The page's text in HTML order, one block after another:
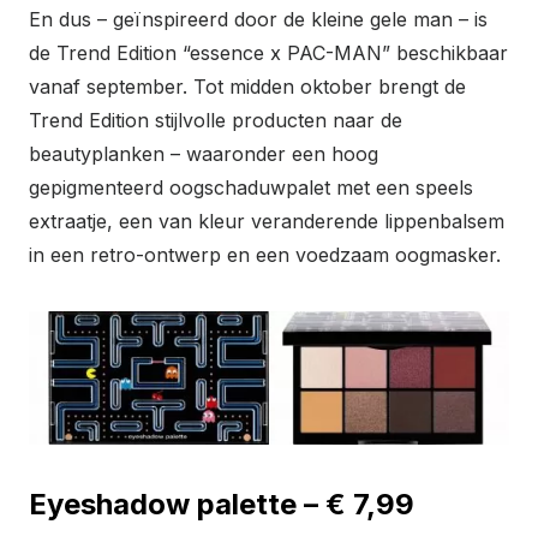
En dus – geïnspireerd door de kleine gele man – is
de Trend Edition “essence x PAC-MAN” beschikbaar
vanaf september. Tot midden oktober brengt de
Trend Edition stijlvolle producten naar de
beautyplanken – waaronder een hoog
gepigmenteerd oogschaduwpalet met een speels
extraatje, een van kleur veranderende lippenbalsem
in een retro-ontwerp en een voedzaam oogmasker.
Eyeshadow palette – € 7,99